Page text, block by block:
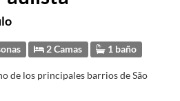
2 Camas 1 baño
de los principales barrios de São